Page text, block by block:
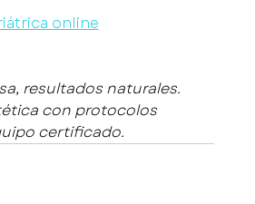
online
resultados naturales.
con protocolos
certificado.